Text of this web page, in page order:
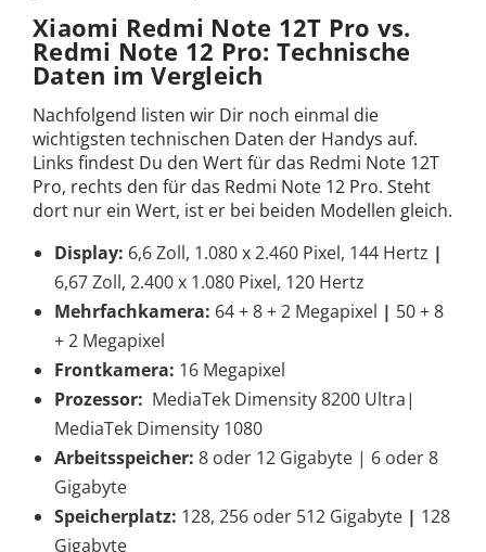
Xiaomi Redmi Note 12T Pro vs.
Redmi Note 12 Pro: Technische
Daten im Vergleich
Nachfolgend listen wir Dir noch einmal die
wichtigsten technischen Daten der Handys auf.
Links findest Du den Wert für das Redmi Note 12T
Pro, rechts den für das Redmi Note 12 Pro. Steht
dort nur ein Wert, ist er bei beiden Modellen gleich.
Display: 6,6 Zoll, 1.080 x 2.460 Pixel, 144 Hertz |
6,67 Zoll, 2.400 x 1.080 Pixel, 120 Hertz
Mehrfachkamera: 64 + 8 + 2 Megapixel | 50 + 8
+ 2 Megapixel
Frontkamera: 16 Megapixel
Prozessor: MediaTek Dimensity 8200 Ultra|
MediaTek Dimensity 1080
Arbeitsspeicher: 8 oder 12 Gigabyte | 6 oder 8
Gigabyte
Speicherplatz: 128, 256 oder 512 Gigabyte | 128
Gigabyte